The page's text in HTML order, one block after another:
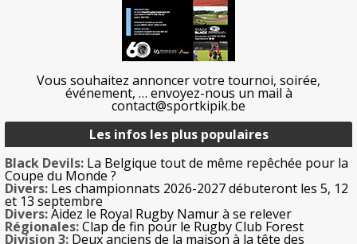
Vous souhaitez annoncer votre tournoi, soirée,
événement, … envoyez-nous un mail à
contact@sportkipik.be
Les infos les plus populaires
Black Devils: La Belgique tout de même repêchée pour la
Coupe du Monde ?
Divers: Les championnats 2026-2027 débuteront les 5, 12
et 13 septembre
Divers:Aidez le Royal Rugby Namur à se relever
Régionales:Clap de fin pour le Rugby Club Forest
Division 3: Deux anciens de la maison à la tête des